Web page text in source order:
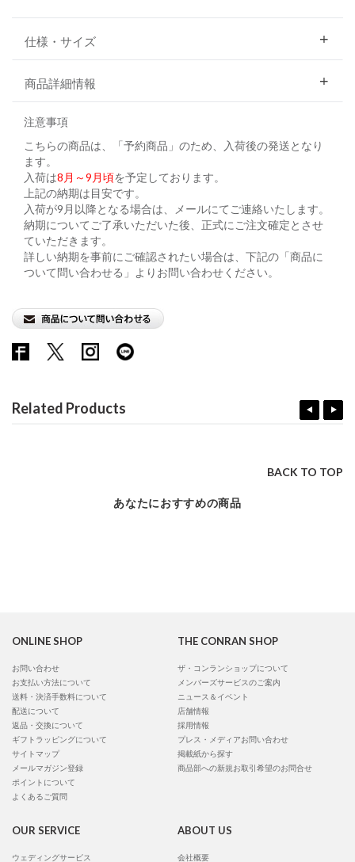
仕様・サイズ
商品詳細情報
注意事項
こちらの商品は、「予約商品」のため、入荷後の発送となり
ます。
入荷は8月～9月頃を予定しております。
上記の納期は目安です。
入荷が9月以降となる場合は、メールにてご連絡いたします。
納期についてご了承いただいた後、正式にご注文確定とさせ
ていただきます。
詳しい納期を事前にご確認されたい場合は、下記の「商品に
ついて問い合わせる」よりお問い合わせください。
Related Products
BACK TO TOP
あなたにおすすめの商品
ONLINE SHOP
お問い合わせ
お支払い方法について
送料・決済手数料について
配送について
返品・交換について
ギフトラッピングについて
サイトマップ
メールマガジン登録
ポイントについて
よくあるご質問
THE CONRAN SHOP
ザ・コンランショップについて
メンバーズサービスのご案内
ニュース＆イベント
店舗情報
採用情報
プレス・メディアお問い合わせ
掲載紙から探す
商品部への新規お取引希望のお問合せ
OUR SERVICE
ウェディングサービス
ABOUT US
会社概要